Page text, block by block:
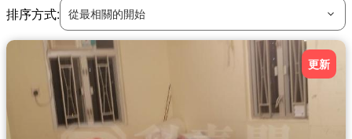
排序方式: 從最相關的開始
更新